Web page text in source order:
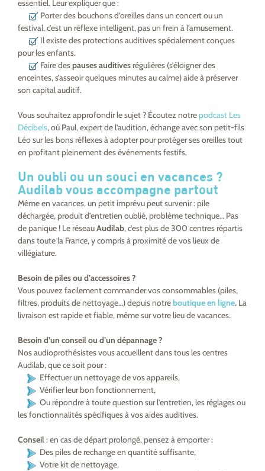
essentiel. Leur expliquer que :
Porter des bouchons d’oreilles dans un concert ou un
festival, c’est un réflexe intelligent, pas un frein à l’amusement.
Il existe des protections auditives spécialement conçues
pour les enfants.
Faire despauses auditivesrégulières (s’éloigner des
enceintes, s’asseoir quelques minutes au calme) aide à préserver
son capital auditif.
Vous souhaitez approfondir le sujet ? Écoutez notre podcast Les
Décibels, où Paul, expert de l’audition, échange avec son petit-fils
Léo sur les bons réflexes à adopter pour protéger ses oreilles tout
en profitant pleinement des événements festifs.
Un oubli ou un souci en vacances ?
Audilab vous accompagne partout
Même en vacances, un petit imprévu peut survenir : pile
déchargée, produit d’entretien oublié, problème technique… Pas
de panique ! Le réseauAudilab, c’est plus de 300 centres répartis
dans toute la France, y compris à proximité de vos lieux de
villégiature.
Besoin de piles ou d’accessoires ?
Vous pouvez facilement commander vos consommables (piles,
filtres, produits de nettoyage…) depuis notreboutique en ligne. La
livraison est rapide et fiable, même sur votre lieu de vacances.
Besoin d’un conseil ou d’un dépannage ?
Nos audioprothésistes vous accueillent dans tous les centres
Audilab, que ce soit pour :
Effectuer un nettoyage de vos appareils,
Vérifier leur bon fonctionnement,
Ou répondre à toute question sur l’entretien, les réglages ou
les fonctionnalités spécifiques à vos aides auditives.
Conseil: en cas de départ prolongé, pensez à emporter :
Des piles de rechange en quantité suffisante,
Votre kit de nettoyage,